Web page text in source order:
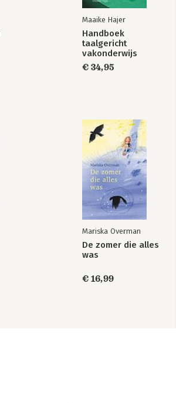
Maaike Hajer
Handboek
taalgericht
vakonderwijs
€ 34,95
Mariska Overman
De zomer die alles
was
€ 16,99